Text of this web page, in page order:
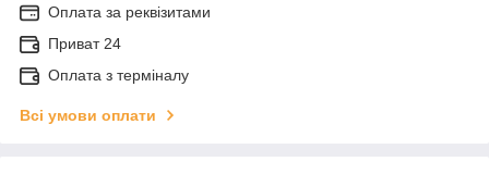
Оплата за реквізитами
Приват 24
Оплата з терміналу
Всі умови оплати